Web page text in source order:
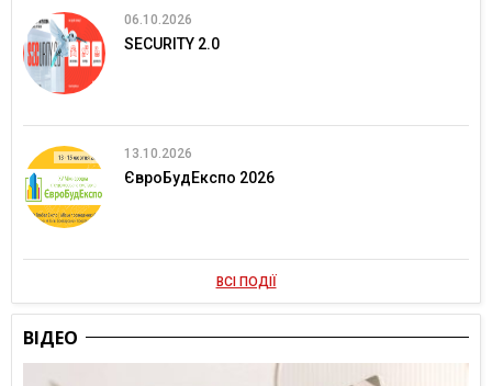
06.10.2026
SECURITY 2.0
13.10.2026
ЄвроБудЕкспо 2026
ВСІ ПОДІЇ
ВІДЕО